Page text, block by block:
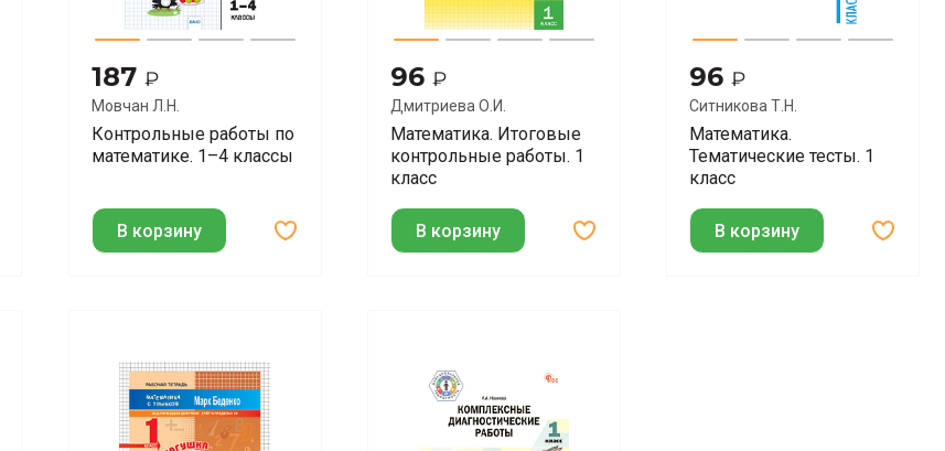
187 ₽
Мовчан Л.Н.
Контрольные работы по
математике. 1–4 классы
В корзину
96 ₽
Дмитриева О.И.
Математика. Итоговые
контрольные работы. 1
класс
В корзину
96₽
Ситникова Т.Н.
Математика.
Тематические тесты. 1
класс
В корзину